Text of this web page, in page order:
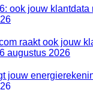
ook jouw
raakt ook jouw
6 augustus 2026
jouw